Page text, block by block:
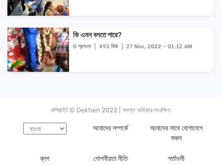
কি এমন বলতে পারে?
0 প্রশংসা | 493 ভিউ | 27 Nov, 2022 - 01:12 AM
কপিরাইট © Dekhen 2022 | সমস্ত অধিকার সংরক্ষিত
আমাদের সম্পর্কে
আমাদের সাথে যোগাযোগ
করুন
ব্লগ গোপনীয়তা নীতি শর্তাবলী